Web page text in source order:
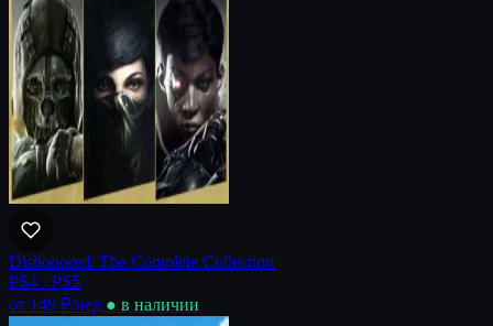
Dishonored: The Complete Collection
PS4 · PS5
от 149 ₽/нед ● в наличии